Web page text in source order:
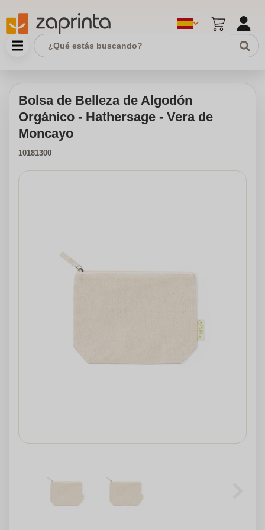
Bolsa de Belleza de Algodón
Orgánico - Hathersage - Vera de
Moncayo
10181300